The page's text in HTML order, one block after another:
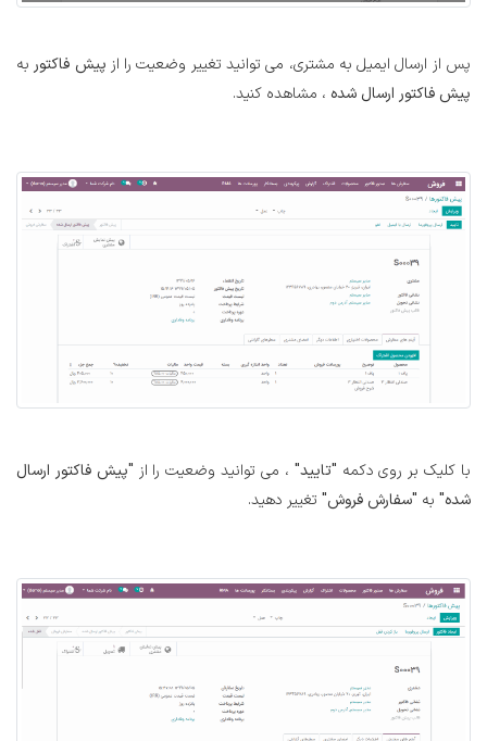
پس از ارسال ایمیل به مشتری، می توانید تغییر وضعیت را از پیش فاکتور به
پیش فاکتور ارسال شده ، مشاهده کنید.
با کلیک بر روی دکمه "تایید" ، می توانید وضعیت را از "پیش فاکتور ارسال
شده" به "سفارش فروش" تغییر دهید.